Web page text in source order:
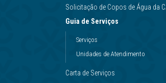
Solicitação de Copos de Água da
Guia de Serviços
Serviços
Unidades de Atendimento
Carta de Serviços